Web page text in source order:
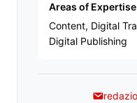
Areas of
Content, Digital
Digital Publishing